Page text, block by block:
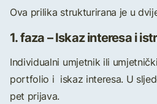
Ova prilika strukturirana je u
1. faza – Iskaz interesa i
Individualni umjetnik ili
portfolio i iskaz interesa. U
pet prijava.